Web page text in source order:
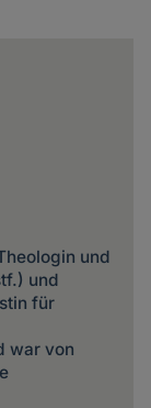
und
und
für
war von